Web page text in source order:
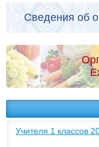
Сведения об
Учителя 1 классов